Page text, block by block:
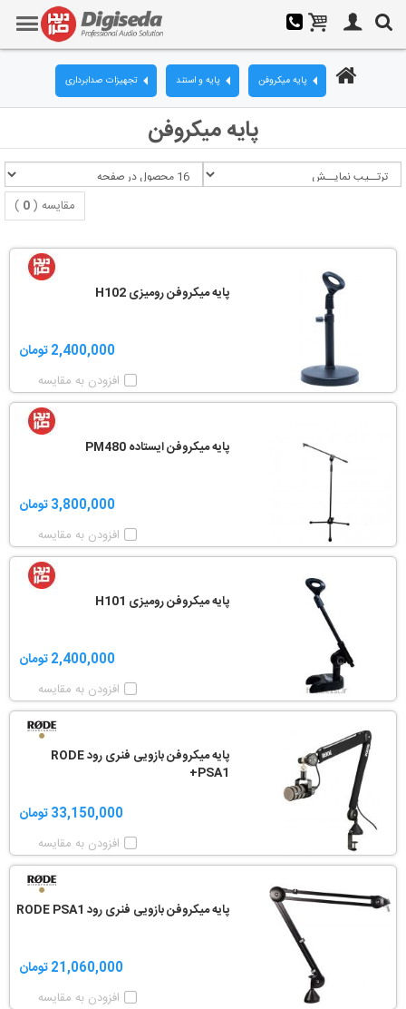
تجهیزات صدابرداری پایه و استند پایه میکروفن
پایه میکروفن
مقایسه (0
)
پایه میکروفن رومیزی H102
2,400,000 تومان
افزودن به مقایسه
پایه میکروفن ایستاده PM480
3,800,000 تومان
افزودن به مقایسه
پایه میکروفن رومیزی H101
2,400,000 تومان
افزودن به مقایسه
پایه میکروفن بازویی فنری رود RODE
PSA1+
33,150,000 تومان
افزودن به مقایسه
پایه میکروفن بازویی فنری رود RODE PSA1
21,060,000 تومان
افزودن به مقایسه